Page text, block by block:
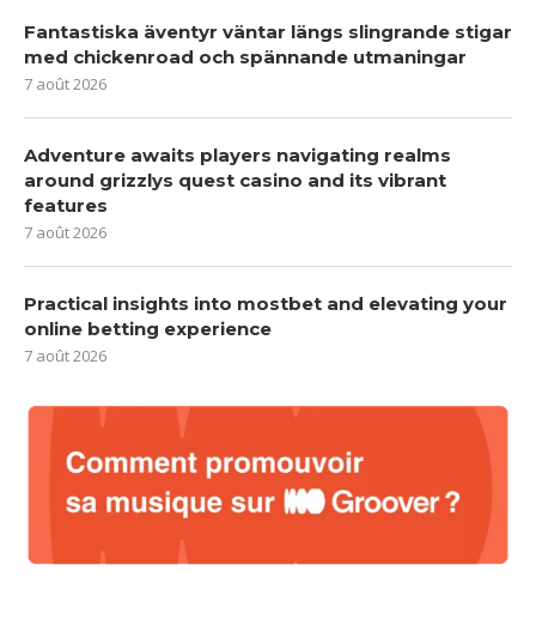
Fantastiska äventyr väntar längs slingrande stigar
med chickenroad och spännande utmaningar
7 août 2026
Adventure awaits players navigating realms
around grizzlys quest casino and its vibrant
features
7 août 2026
Practical insights into mostbet and elevating your
online betting experience
7 août 2026